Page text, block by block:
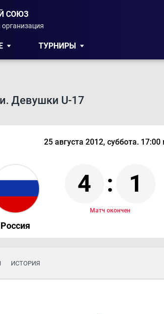
СОЮЗ
ТУРНИРЫ
Девушки U-17
25 августа 2012, суббота. 17:00
Россия
4 : 1
Матч окончен
ИСТОРИЯ